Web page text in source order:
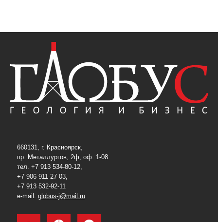
660131, г. Красноярск,
пр. Металлургов, 2ф, оф. 1-08
тел. +7 913 534-80-12,
+7 906 911-27-03,
+7 913 532-92-11
e-mail: globus-j@mail.ru